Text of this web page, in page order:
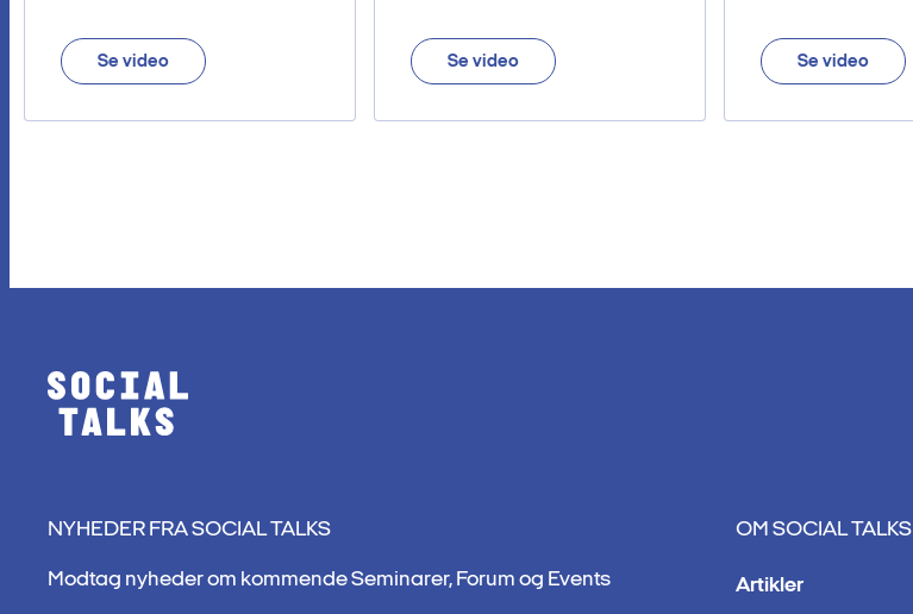
Se video Se video Se video
NYHEDER FRA SOCIAL TALKS
Modtag nyheder om kommende Seminarer, Forum og Events
OM SOCIAL TALKS
Artikler